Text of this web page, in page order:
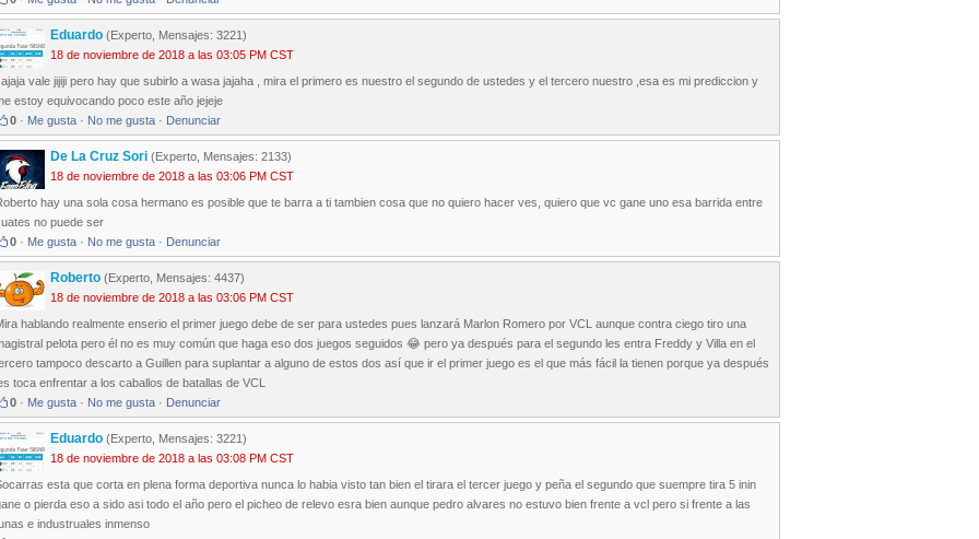
Eduardo (Experto, Mensajes: 3221)
18 de noviembre de 2018 a las 03:05 PM CST
vale jijiji pero hay que subirlo a wasa jajaha , mira el primero es nuestro el segundo de ustedes y el tercero nuestro ,esa es mi prediccion y
estoy equivocando poco este año jejeje
0 · Me gusta · No me gusta · Denunciar
De La Cruz Sori (Experto, Mensajes: 2133)
18 de noviembre de 2018 a las 03:06 PM CST
hay una sola cosa hermano es posible que te barra a ti tambien cosa que no quiero hacer ves, quiero que vc gane uno esa barrida entre
no puede ser
0 · Me gusta · No me gusta · Denunciar
Roberto (Experto, Mensajes: 4437)
18 de noviembre de 2018 a las 03:06 PM CST
hablando realmente enserio el primer juego debe de ser para ustedes pues lanzará Marlon Romero por VCL aunque contra ciego tiro una
pelota pero él no es muy común que haga eso dos juegos seguidos 😂 pero ya después para el segundo les entra Freddy y Villa en el
tampoco descarto a Guillen para suplantar a alguno de estos dos así que ir el primer juego es el que más fácil la tienen porque ya después
toca enfrentar a los caballos de batallas de VCL
0 · Me gusta · No me gusta · Denunciar
Eduardo (Experto, Mensajes: 3221)
18 de noviembre de 2018 a las 03:08 PM CST
esta que corta en plena forma deportiva nunca lo habia visto tan bien el tirara el tercer juego y peña el segundo que suempre tira 5 inin
o pierda eso a sido asi todo el año pero el picheo de relevo esra bien aunque pedro alvares no estuvo bien frente a vcl pero si frente a las
e industruales inmenso